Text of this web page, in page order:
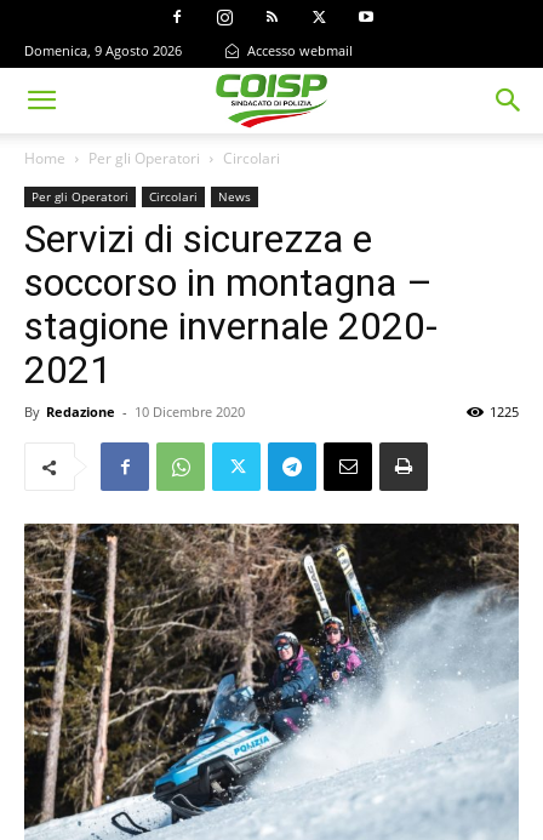
Domenica, 9 Agosto 2026 Accesso webmail
Home Per gli Operatori Circolari
Per gli Operatori Circolari News
Servizi di sicurezza e
soccorso in montagna –
stagione invernale 2020-
2021
By Redazione - 10 Dicembre 2020 1225